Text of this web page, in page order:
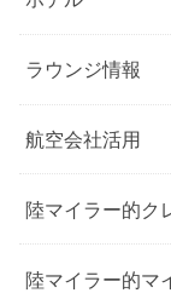
ラウンジ情報
航空会社活用
陸マイラー的ク
陸マイラー的マ